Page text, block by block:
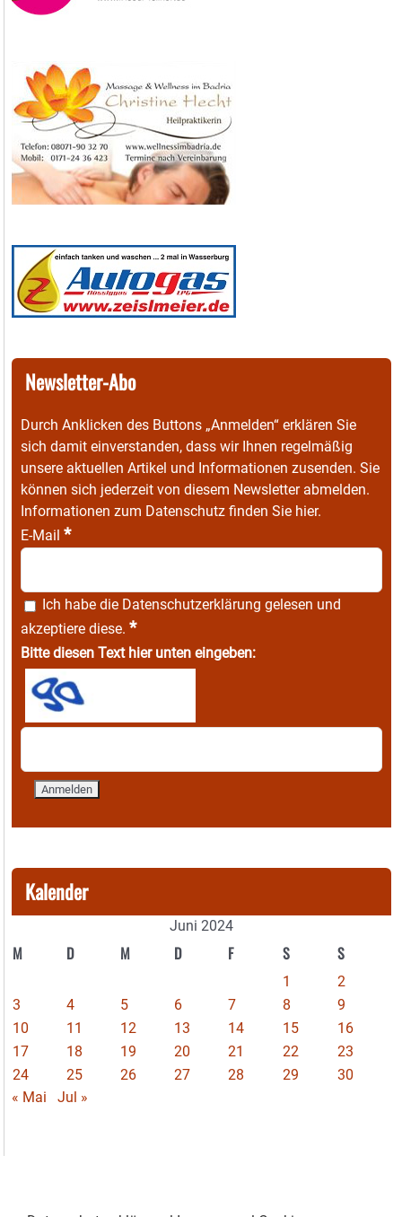
Newsletter-Abo
Durch Anklicken des Buttons „Anmelden“ erklären Sie
sich damit einverstanden, dass wir Ihnen regelmäßig
unsere aktuellen Artikel und Informationen zusenden. Sie
können sich jederzeit von diesem Newsletter abmelden.
Informationen zum Datenschutz finden Sie hier.
E-Mail *
Ich habe die Datenschutzerklärung gelesen und
akzeptiere diese. *
Bitte diesen Text hier unten eingeben:
Kalender
Juni 2024
M D M D F S S
1
2
3
4 5 6 7 8
9
10
11 12 13 14 15
16
17
18 19 20 21 22
23
24
25 26 27 28 29
30
« Mai
Jul »